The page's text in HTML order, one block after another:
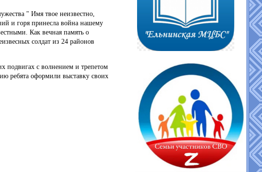
" Имя твое неизвестно,
и горя принесла война нашему
Как вечная память о
солдат из 24 районов
подвигах с волнением и трепетом
ребята оформили выставку своих